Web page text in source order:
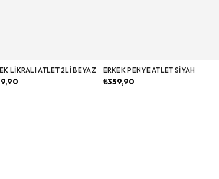
LIKRALI ATLET 2LI BEYAZ ERKEK PENYE ATLET SIYAH
₺359,90